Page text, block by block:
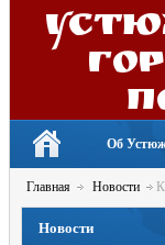
Об
Главная Новости
Новости